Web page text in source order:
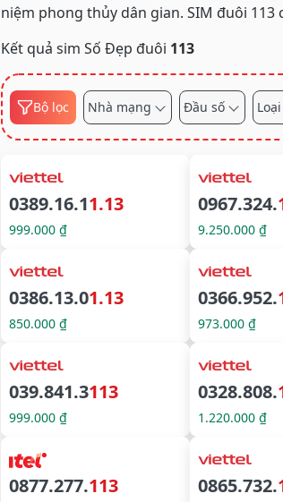
niệm phong thủy dân gian. SIM đuôi 113
Kết quả sim Số Đẹp đuôi 113
Bộ lọc Nhà mạng Đầu số
0389.16.11.13
999.000 ₫
0967.324.
9.250.000 ₫
0386.13.01.13
850.000 ₫
0366.952.
973.000 ₫
039.841.3113
999.000 ₫
0328.808.
1.220.000 ₫
0877.277.113 0865.732.